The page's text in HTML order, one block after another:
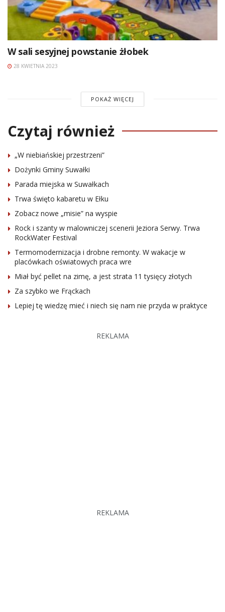
W sali sesyjnej powstanie żłobek
28 KWIETNIA 2023
POKAŻ WIĘCEJ
Czytaj również
„W niebiańskiej przestrzeni”
Dożynki Gminy Suwałki
Parada miejska w Suwałkach
Trwa święto kabaretu w Ełku
Zobacz nowe „misie” na wyspie
Rock i szanty w malowniczej scenerii Jeziora Serwy. Trwa
RockWater Festival
Termomodernizacja i drobne remonty. W wakacje w
placówkach oświatowych praca wre
Miał być pellet na zimę, a jest strata 11 tysięcy złotych
Za szybko we Frąckach
Lepiej tę wiedzę mieć i niech się nam nie przyda w praktyce
REKLAMA
REKLAMA